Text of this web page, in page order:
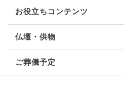
お役立ちコンテンツ
仏壇・供物
ご葬儀予定